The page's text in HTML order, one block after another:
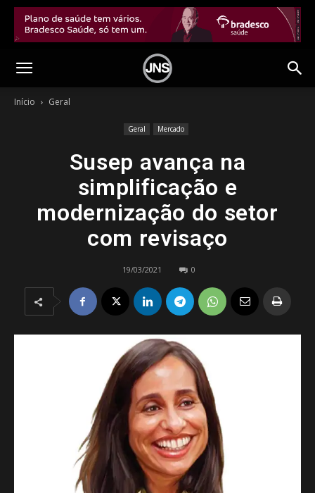
Início Geral
Geral Mercado
Susep avança na
simplificação e
modernização do setor
com revisaço
19/03/2021 0